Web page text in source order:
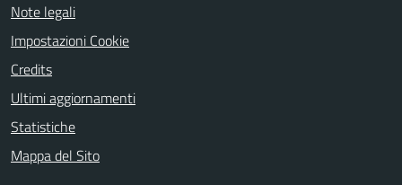
Note legali
Impostazioni Cookie
Credits
Ultimi aggiornamenti
Statistiche
Mappa del Sito